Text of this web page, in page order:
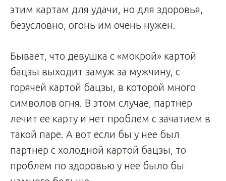
этим картам для удачи, но для здоровья,
безусловно, огонь им очень нужен.
Бывает, что девушка с «мокрой» картой
бацзы выходит замуж за мужчину, с
горячей картой бацзы, в которой много
символов огня. В этом случае, партнер
лечит ее карту и нет проблем с зачатием в
такой паре. А вот если бы у нее был
партнер с холодной картой бацзы, то
проблем по здоровью у нее было бы